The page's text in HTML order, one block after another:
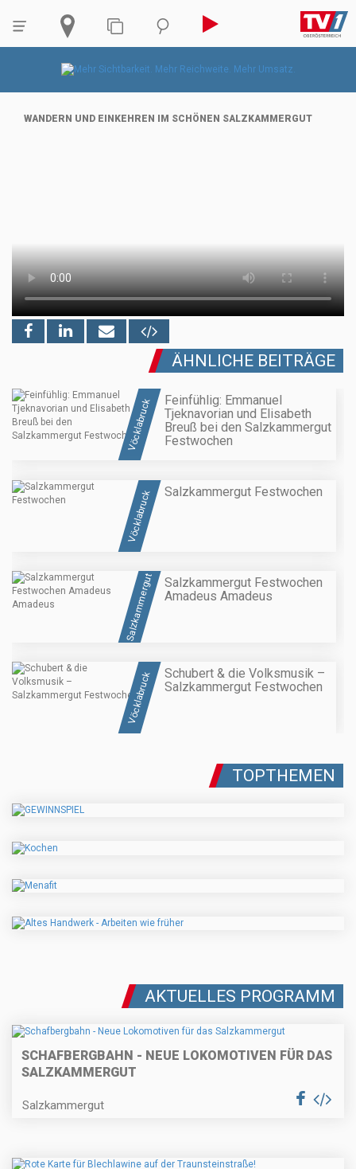
WANDERN UND EINKEHREN IM SCHÖNEN SALZKAMMERGUT
ÄHNLICHE BEITRÄGE
Vöcklabruck
Feinfühlig: Emmanuel
Tjeknavorian und Elisabeth
Breuß bei den Salzkammergut
Festwochen
Vöcklabruck Salzkammergut Festwochen
Salzkammergut
Salzkammergut Festwochen
Amadeus Amadeus
Vöcklabruck
Schubert & die Volksmusik –
Salzkammergut Festwochen
TOPTHEMEN
AKTUELLES PROGRAMM
SCHAFBERGBAHN - NEUE LOKOMOTIVEN FÜR DAS
SALZKAMMERGUT
Salzkammergut